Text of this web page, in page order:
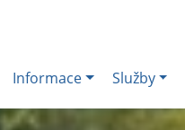
Informace Služby